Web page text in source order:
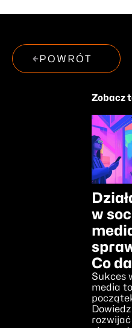
POWRÓT
Zobacz
w
Co
Sukces
media